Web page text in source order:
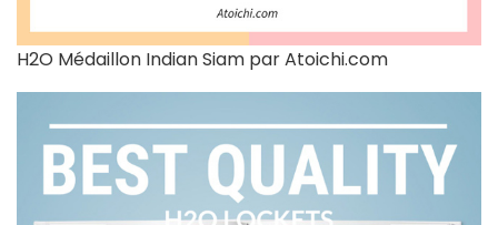
H2O Médaillon Indian Siam par Atoichi.com